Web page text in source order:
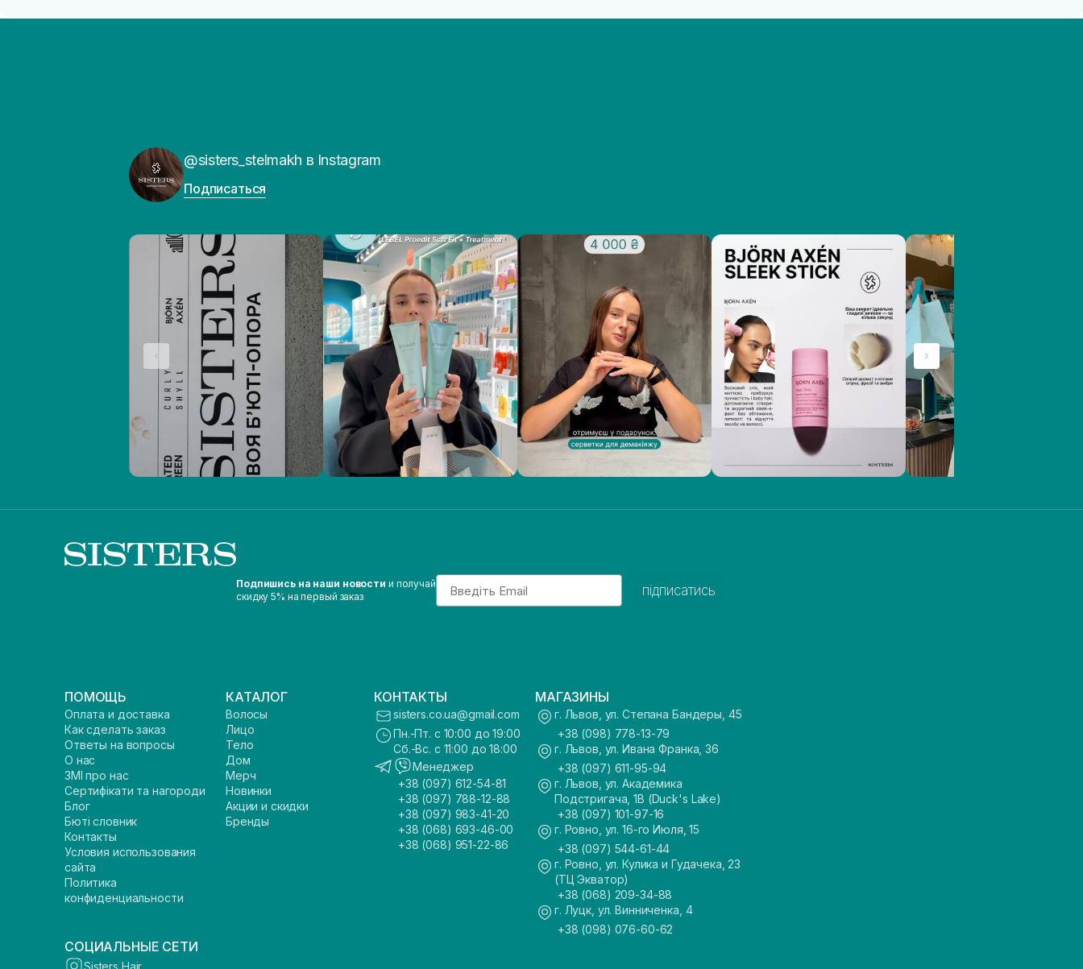
@sisters_stelmakh в Instagram
Подписаться
Подпишись на наши новости и получай
скидку 5% на первый заказ
Email
підписатись
ПОМОЩЬ
Оплата и доставка
Как сделать заказ
Ответы на вопросы
О нас
ЗМІ про нас
Сертифікати та нагороди
Блог
Бюті словник
Контакты
Условия использования
сайта
Политика
конфиденциальности
КАТАЛОГ
Волосы
Лицо
Тело
Дом
Мерч
Новинки
Акции и скидки
Бренды
КОНТАКТЫ
sisters.co.ua@gmail.com
Пн.-Пт. с 10:00 до 19:00
Сб.-Вс. с 11:00 до 18:00
Менеджер
+38 (097) 612-54-81
+38 (097) 788-12-88
+38 (097) 983-41-20
+38 (068) 693-46-00
+38 (068) 951-22-86
МАГАЗИНЫ
г. Львов, ул. Степана Бандеры, 45
+38 (098) 778-13-79
г. Львов, ул. Ивана Франка, 36
+38 (097) 611-95-94
г. Львов, ул. Академика
Подстригача, 1В (Duck's Lake)
+38 (097) 101-97-16
г. Ровно, ул. 16-го Июля, 15
+38 (097) 544-61-44
г. Ровно, ул. Кулика и Гудачека, 23
(ТЦ Экватор)
+38 (068) 209-34-88
г. Луцк, ул. Винниченка, 4
+38 (098) 076-60-62
СОЦИАЛЬНЫЕ СЕТИ
Sisters Hair